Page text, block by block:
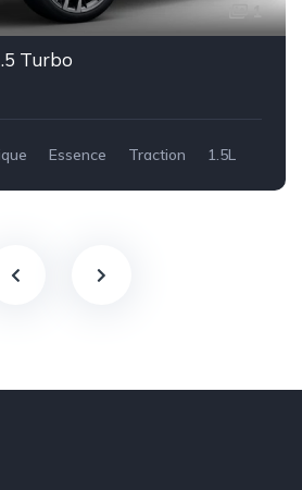
1
Turbo
Essence Traction 1.5L